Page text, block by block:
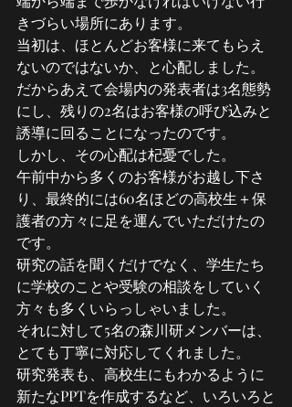
きづらい場所にあります。
当初は、ほとんどお客様に来てもらえ
ないのではないか、と心配しました。
だからあえて会場内の発表者は3名態勢
にし、残りの2名はお客様の呼び込みと
誘導に回ることになったのです。
しかし、その心配は杞憂でした。
午前中から多くのお客様がお越し下さ
り、最終的には60名ほどの高校生＋保
護者の方々に足を運んでいただけたの
です。
研究の話を聞くだけでなく、学生たち
に学校のことや受験の相談をしていく
方々も多くいらっしゃいました。
それに対して5名の森川研メンバーは、
とても丁寧に対応してくれました。
研究発表も、高校生にもわかるように
新たなPPTを作成するなど、いろいろと